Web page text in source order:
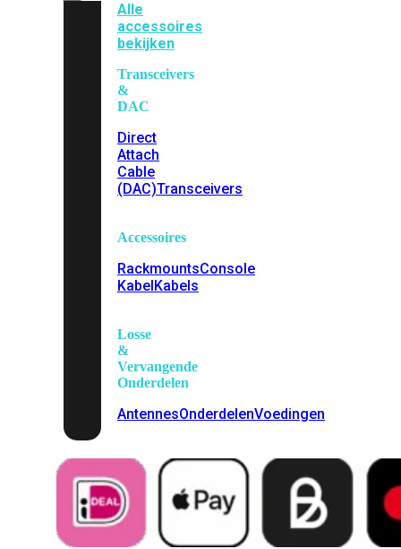
Alle
accessoires
bekijken
Transceivers
&
DAC
Direct
Attach
Cable
(DAC)Transceivers
Accessoires
RackmountsConsole
KabelKabels
Losse
&
Vervangende
Onderdelen
AntennesOnderdelenVoedingen